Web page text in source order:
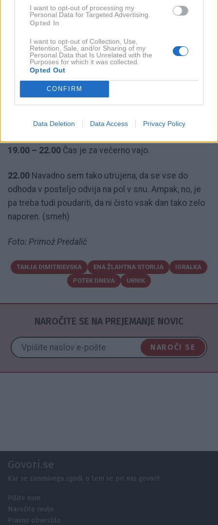
I want to opt-out of processing my
Personal Data for Targeted Advertising.
Opted In
I want to opt-out of Collection, Use,
Retention, Sale, and/or Sharing of my
Personal Data that Is Unrelated with the
Purposes for which it was collected.
Opted Out
CONFIRM
Data Deletion Data Access Privacy Policy
bi bilo morda bolje, da bi vstala 7 minut prej. (smeh)
zaspana.
Spet pristanem v maski in do 18.00 spet
spotoma pojem, pokličem Alico, fanta, prijatelje ...
19.00 – 22.00 Čas je za večerno vajo.
22.00 Navadno sem tako utrujena, da se vse do
odhoda v posteljo odvija na pol v snu. Ampak, no, je
pa treba tudi poudariti, da ni čisto vsak dan tako zelo
naporen. (smeh)
Foto: Primož Predalič
TANJA DIMITRIEVSKA ENA ŽLAHTNA STORIJA
IGRALKA
POTEK DNEVA
URNIK
NAROČITE SE NA PREJEMANJE NOVIC
NAROČI SE
Govori.se
Kar se zanimivega zgodi, o tem se pri nas govori!
Pišite nam
Naročite revijo
Pravno obvestilo